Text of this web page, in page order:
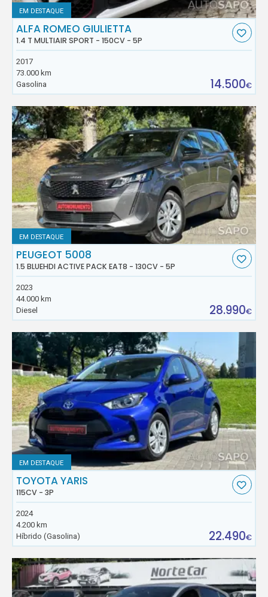
EM DESTAQUE
ALFA ROMEO GIULIETTA
1.4 T MULTIAIR SPORT - 150CV - 5P
2017
73.000 km
Gasolina
14.500€
EM DESTAQUE
PEUGEOT 5008
1.5 BLUEHDI ACTIVE PACK EAT8 - 130CV - 5P
2023
44.000 km
Diesel
28.990€
EM DESTAQUE
TOYOTA YARIS
115CV - 3P
2024
4.200 km
Híbrido (Gasolina)
22.490€